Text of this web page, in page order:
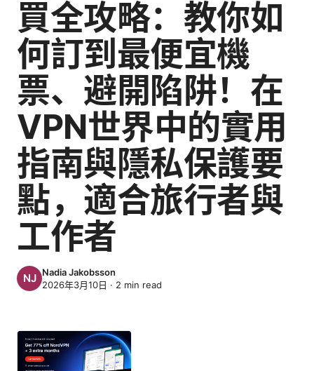
買全攻略：教你如
何訂到最便宜機
票、避開陷阱！在
VPN世界中的實用
指南與隱私保護要
點，適合旅行者與
工作者
Nadia Jakobsson
2026年3月10日 · 2 min read